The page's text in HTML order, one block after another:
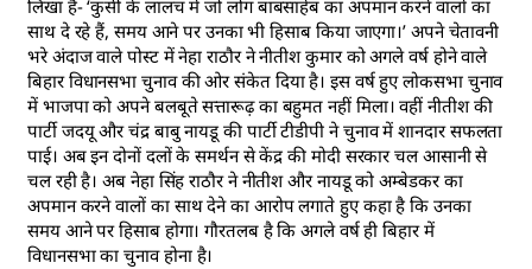
लिखा है- ‘कुर्सी के लालच में जो लोग बाबसाहेब का अपमान करने वालों का
साथ दे रहे हैं, समय आने पर उनका भी हिसाब किया जाएगा।’ अपने चेतावनी
भरे अंदाज वाले पोस्ट में नेहा राठौर ने नीतीश कुमार को अगले वर्ष होने वाले
बिहार विधानसभा चुनाव की ओर संकेत दिया है। इस वर्ष हुए लोकसभा चुनाव
में भाजपा को अपने बलबूते सत्तारूढ़ का बहुमत नहीं मिला। वहीं नीतीश की
पार्टी जदयू और चंद्र बाबु नायडू की पार्टी टीडीपी ने चुनाव में शानदार सफलता
पाई। अब इन दोनों दलों के समर्थन से केंद्र की मोदी सरकार चल आसानी से
चल रही है। अब नेहा सिंह राठौर ने नीतीश और नायडू को अम्बेडकर का
अपमान करने वालों का साथ देने का आरोप लगाते हुए कहा है कि उनका
समय आने पर हिसाब होगा। गौरतलब है कि अगले वर्ष ही बिहार में
विधानसभा का चुनाव होना है।